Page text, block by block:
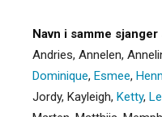
Navn i samme sjanger
Andries, Annelen,
Dominique, Esmee,
Jordy, Kayleigh, Ketty,